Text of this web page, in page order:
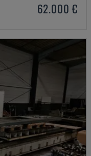
62.000 €